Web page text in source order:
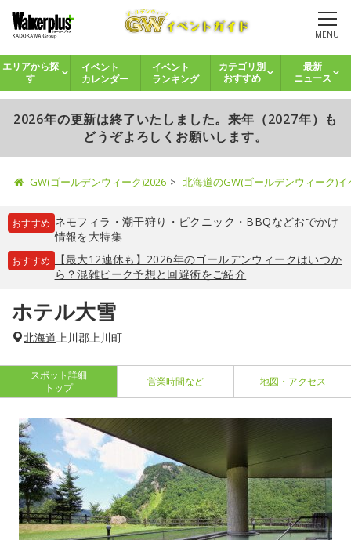
MENU
エリアから探
す
イベント
カレンダー
イベント
ランキング
カテゴリ別
おすすめ
最新
ニュース
2026年の更新は終了いたしました。来年（2027年）も
どうぞよろしくお願いします。
GW(ゴールデンウィーク)2026 北海道のGW(ゴールデンウィーク)
おすすめ ネモフィラ ・ 潮干狩り ・ ピクニック ・ BBQなどおでかけ
情報を大特集
おすすめ
【最大12連休も】2026年のゴールデンウィークはいつか
ら？混雑ピーク予想と回避術をご紹介
ホテル大雪
北海道上川郡上川町
スポット詳細
トップ
営業時間など 地図・アクセス